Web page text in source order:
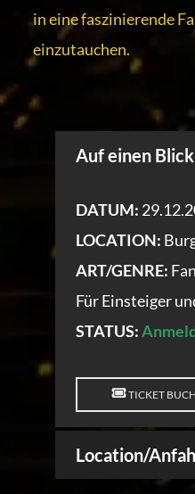
in eine faszinierende
einzutauchen.
Auf einen Blick
DATUM:
LOCATION:
ART/GENRE:
Für Einsteiger
STATUS:
TICKET
Location/